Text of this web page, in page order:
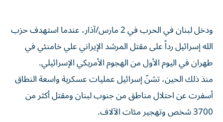
ودخل لبنان في الحرب في 2 مارس/آذار، عندما استهدف حزب
الله إسرائيل رداً على مقتل المرشد الإيراني علي خامنئي في
طهران في اليوم الأول من الهجوم الأمريكي الإسرائيلي.
منذ ذلك الحين، تشنّ إسرائيل عمليات عسكرية واسعة النطاق
أسفرت عن احتلال مناطق من جنوب لبنان ومقتل أكثر من
3700 شخص وتهجير مئات الآلاف.